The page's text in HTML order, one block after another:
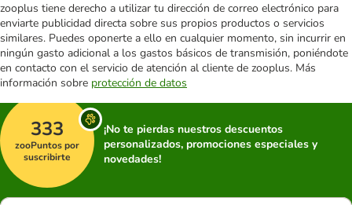
zooplus tiene derecho a utilizar tu dirección de correo electrónico para
enviarte publicidad directa sobre sus propios productos o servicios
similares. Puedes oponerte a ello en cualquier momento, sin incurrir en
ningún gasto adicional a los gastos básicos de transmisión, poniéndote
en contacto con el servicio de atención al cliente de zooplus. Más
información sobre protección de datos
333
zooPuntos por
suscribirte
¡No te pierdas nuestros descuentos
personalizados, promociones especiales y
novedades!